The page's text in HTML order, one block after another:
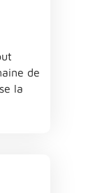
de
la